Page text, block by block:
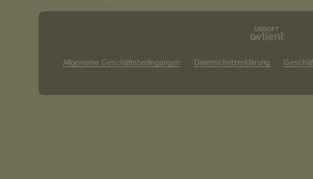
Allgemeine Geschäftsbedingungen Datenschutzerklärung